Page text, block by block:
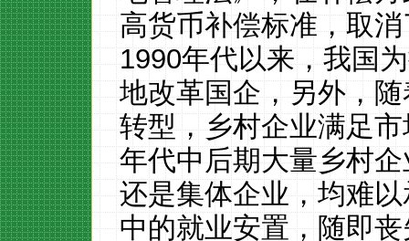
高货币补偿标准，取
1990年代以来，我国
地改革国企，另外，
转型，乡村企业满足
年代中后期大量乡村
还是集体企业，均难
中的就业安置，随即